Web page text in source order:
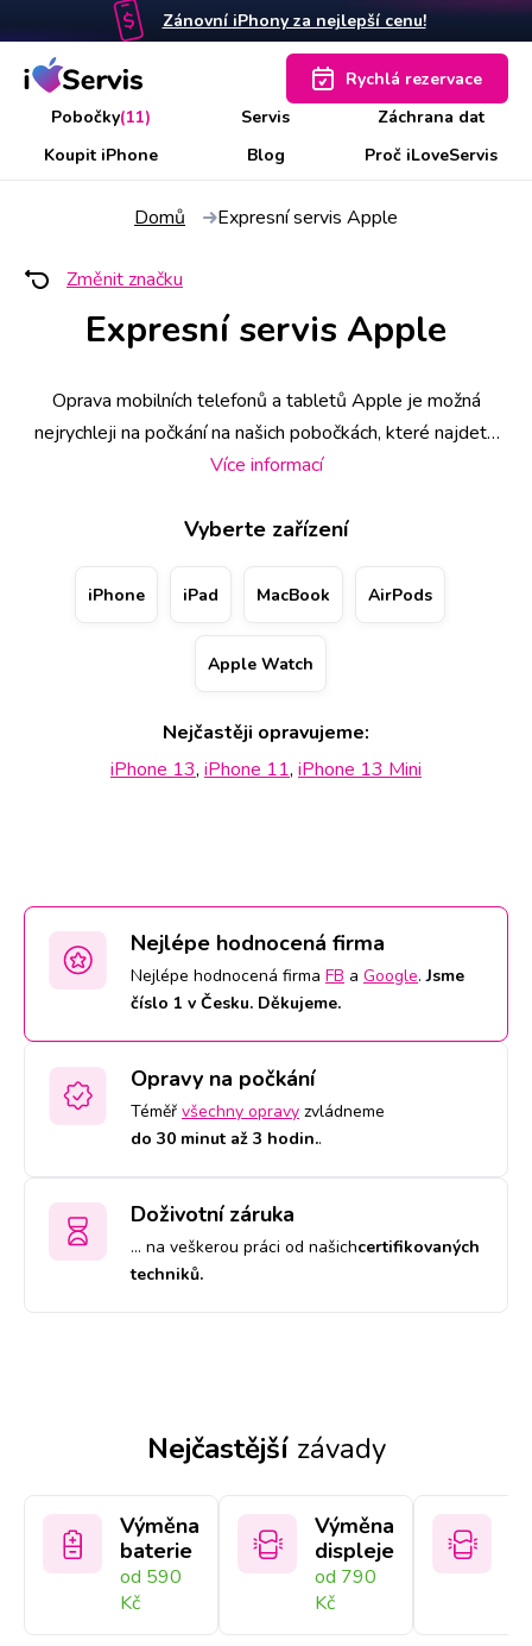
Zánovní iPhony za nejlepší cenu!
Pobočky(11) Servis
Záchrana dat
Koupit iPhone
Blog Proč iLoveServis
Rychlá rezervace
Domů Expresní servis Apple
Změnit značku
Expresní servis Apple
Oprava mobilních telefonů a tabletů Apple je možná
nejrychleji na počkání na našich pobočkách, které najdete
na 11 místech po ČR. Vybrané úkony provádíme do 30
hodinu, která vám vyhovuje. Protože své práci věříme,
zatímco na funkčnost dílů nabízíme nadstandardní 2 letou.
dojedeme.
Více informací
Vyberte zařízení
iPhone iPad MacBook AirPods
Apple Watch
Nejčastěji opravujeme:
iPhone 13, iPhone 11, iPhone 13 Mini
Nejlépe hodnocená firma
Nejlépe hodnocená firma FB a Google.Jsme
číslo 1 v Česku. Děkujeme.
Opravy na počkání
Téměř všechny opravy zvládneme
do 30 minut až 3 hodin..
Doživotní záruka
… na veškerou práci od našichcertifikovaných
techniků.
Nejčastější závady
Výměna
baterie
od 590
Kč
Výměna
displeje
od 790
Kč